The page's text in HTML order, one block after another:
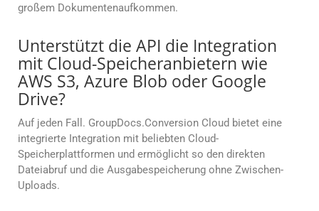
großem Dokumentenaufkommen.
Unterstützt die API die Integration
mit Cloud-Speicheranbietern wie
AWS S3, Azure Blob oder Google
Drive?
Auf jeden Fall. GroupDocs.Conversion Cloud bietet eine
integrierte Integration mit beliebten Cloud-
Speicherplattformen und ermöglicht so den direkten
Dateiabruf und die Ausgabespeicherung ohne Zwischen-
Uploads.